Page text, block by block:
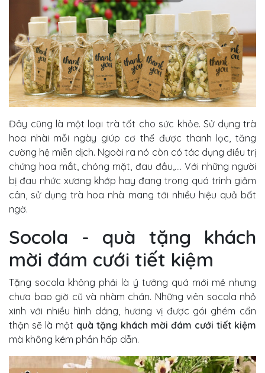
Đây cũng là một loại trà tốt cho sức khỏe. Sử dụng trà
hoa nhài mỗi ngày giúp cơ thể được thanh lọc, tăng
cường hệ miễn dịch. Ngoài ra nó còn có tác dụng điều trị
chứng hoa mắt, chóng mặt, đau đầu,.... Với những người
bị đau nhức xương khớp hay đang trong quá trình giảm
cân, sử dụng trà hoa nhà mang tới nhiều hiệu quả bất
ngờ.
Socola - quà tặng khách
mời đám cưới tiết kiệm
Tặng socola không phải là ý tưởng quá mới mẻ nhưng
chưa bao giờ cũ và nhàm chán. Những viên socola nhỏ
xinh với nhiều hình dáng, hương vị được gói ghém cẩn
thận sẽ là một quà tặng khách mời đám cưới tiết kiệm
mà không kém phần hấp dẫn.